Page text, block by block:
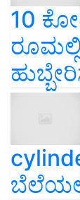
10